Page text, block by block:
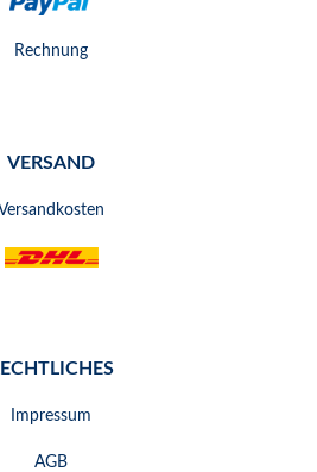
Rechnung
VERSAND
Versandkosten
Impressum
AGB